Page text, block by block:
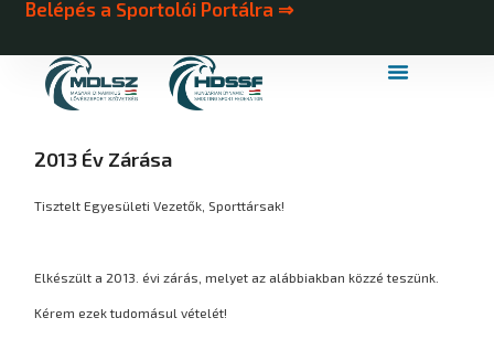
Belépés a Sportolói Portálra ⇒
2013 Év Zárása
Tisztelt Egyesületi Vezetők, Sporttársak!
Elkészült a 2013. évi zárás, melyet az alábbiakban közzé teszünk.
Kérem ezek tudomásul vételét!